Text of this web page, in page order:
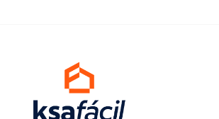
Campo Grande, especialmente em
temos uma equipe de marketing digital
campanhas específicas para Campo
aumenta muito o número de contatos